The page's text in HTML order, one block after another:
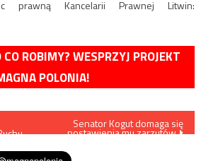
prawną Kancelarii Prawnej Litwin:
ROBIMY? WESPRZYJ PROJEKT
POLONIA!
Senator Kogut domaga się
postawienia mu zarzutów